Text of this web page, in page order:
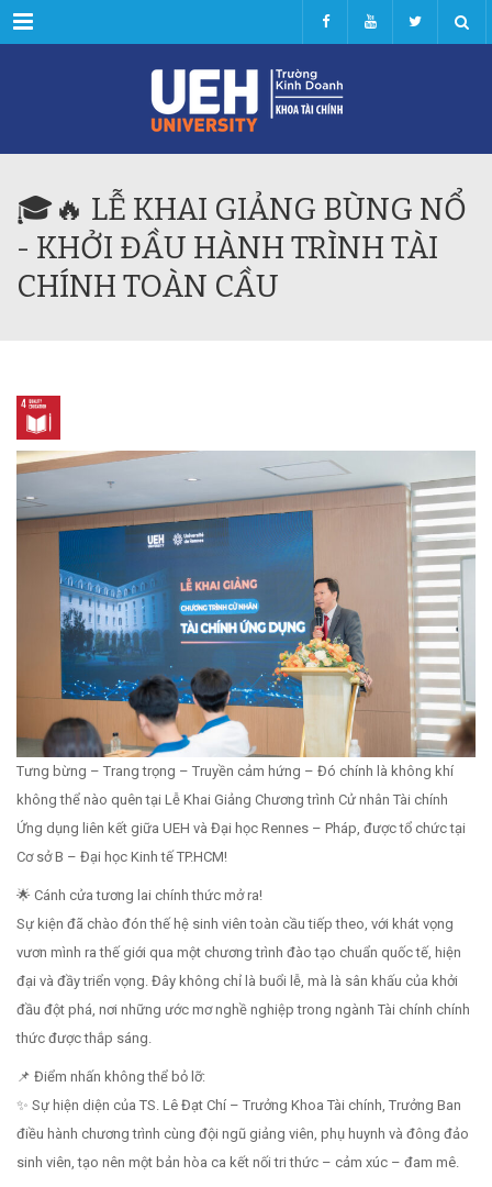
Menu
🎓🔥 LỄ KHAI GIẢNG BÙNG NỔ
- KHỞI ĐẦU HÀNH TRÌNH TÀI
CHÍNH TOÀN CẦU
Tưng bừng – Trang trọng – Truyền cảm hứng – Đó chính là không khí
không thể nào quên tại Lễ Khai Giảng Chương trình Cử nhân Tài chính
Ứng dụng liên kết giữa UEH và Đại học Rennes – Pháp, được tổ chức tại
Cơ sở B – Đại học Kinh tế TP.HCM!
🌟 Cánh cửa tương lai chính thức mở ra!
Sự kiện đã chào đón thế hệ sinh viên toàn cầu tiếp theo, với khát vọng
vươn mình ra thế giới qua một chương trình đào tạo chuẩn quốc tế, hiện
đại và đầy triển vọng. Đây không chỉ là buổi lễ, mà là sân khấu của khởi
đầu đột phá, nơi những ước mơ nghề nghiệp trong ngành Tài chính chính
thức được thắp sáng.
📌 Điểm nhấn không thể bỏ lỡ:
✨ Sự hiện diện của TS. Lê Đạt Chí – Trưởng Khoa Tài chính, Trưởng Ban
điều hành chương trình cùng đội ngũ giảng viên, phụ huynh và đông đảo
sinh viên, tạo nên một bản hòa ca kết nối tri thức – cảm xúc – đam mê.